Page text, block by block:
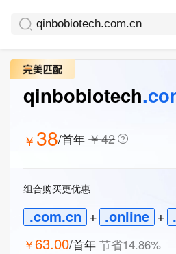
qinbobiotech
￥ 38/首年 ￥42
组合购买更优惠
.com.cn + .online +
￥63.00/首年 节省14.86%